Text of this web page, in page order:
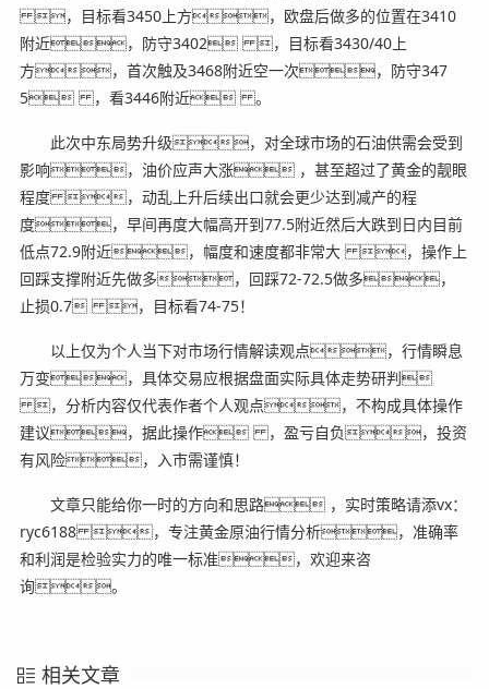
，目标看3450上方，欧盘后做多的位置在3410
附近，防守3402 ，目标看3430/40上
方，首次触及3468附近空一次，防守347
5 ，看3446附近 。
此次中东局势升级，对全球市场的石油供需会受到
影响，油价应声大涨 ，甚至超过了黄金的靓眼
程度 ，动乱上升后续出口就会更少达到减产的程
度，早间再度大幅高开到77.5附近然后大跌到日内目前
低点72.9附近，幅度和速度都非常大 ，操作上
回踩支撑附近先做多，回踩72-72.5做多，
止损0.7 ，目标看74-75！
以上仅为个人当下对市场行情解读观点，行情瞬息
万变，具体交易应根据盘面实际具体走势研判
，分析内容仅代表作者个人观点，不构成具体操作
建议，据此操作 ，盈亏自负，投资
有风险，入市需谨慎！
文章只能给你一时的方向和思路 ，实时策略请添vx：
ryc6188 ，专注黄金原油行情分析，准确率
和利润是检验实力的唯一标准，欢迎来咨
询。
相关文章